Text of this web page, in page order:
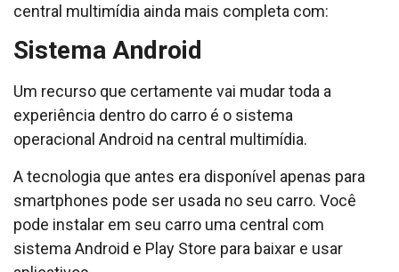
central multimídia ainda mais completa com:
Sistema Android
Um recurso que certamente vai mudar toda a
experiência dentro do carro é o sistema
operacional Android na central multimídia.
A tecnologia que antes era disponível apenas para
smartphones pode ser usada no seu carro. Você
pode instalar em seu carro uma central com
sistema Android e Play Store para baixar e usar